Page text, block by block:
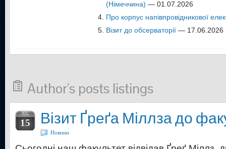
(Німеччина) — 01.07.2026
Про корпус напівпровідникової
Візит до обсерваторії — 17.06.2026
Author's posts listings
JUL
15 Візит Ґреґа Міллза до
Новини